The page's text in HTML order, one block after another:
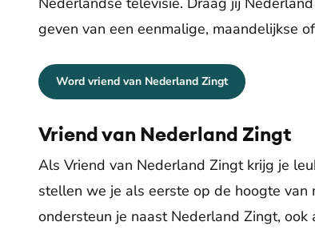
geven van een eenmalige, maandelijkse
Word vriend van Nederland Zingt
Vriend van Nederland Zingt
Als Vriend van Nederland Zingt krijg je
stellen we je als eerste op de hoogte
ondersteun je naast Nederland Zingt,